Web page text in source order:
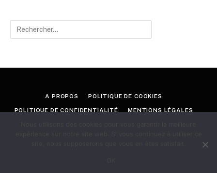
A PROPOS POLITIQUE DE COOKIES
POLITIQUE DE CONFIDENTIALITÉ MENTIONS LÉGALES